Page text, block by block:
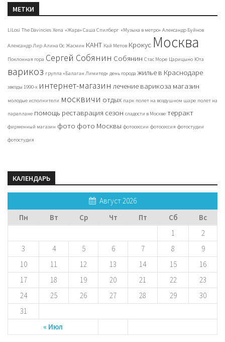
МЕТКИ
LiLosi The Davincies Xena «Жара» Саша Спилберг «Музыка в метро» Александр Буйнов
Александр Лир Алина Ос Жасмин КАНТ Кай Метов Крокус Москва
Поклонная гора Сергей Собянин Собянин Стас Море Царицыно Юта
варикоз группа «Балаган Лимитед» день города жилье в Краснодаре
звезды 1990-х интернет-магазин лечение варикоза магазин
молодые исполнители москвичи отдых парк полет на воздушном шаре полет на
параплане помощь реставрация сезон сладости в Москве терракт
фирменный магазин фото фото Москвы фотосессии фотосессия фотостудии
фотостудия
КАЛЕНДАРЬ
Август 2026
Пн
Вт Ср Чт Пт Сб Вс
« Июл
1
2
3
4 5 6 7 8
9
10
11 12 13 14 15
16
17
18 19 20 21 22
23
24
25 26 27 28 29
30
31